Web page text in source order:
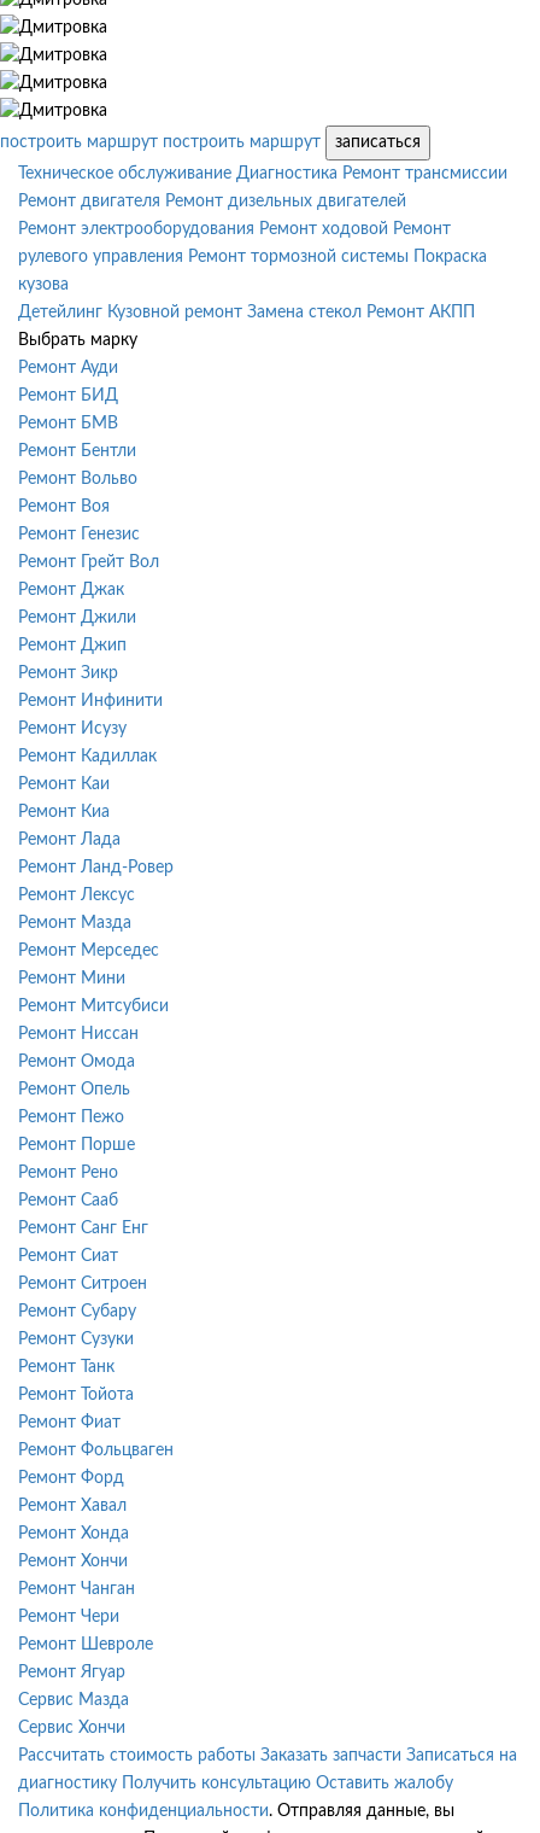
построить маршрут построить маршрут
записаться
Техническое обслуживание Диагностика Ремонт трансмиссии
Ремонт двигателя Ремонт дизельных двигателей
Ремонт электрооборудования Ремонт ходовой Ремонт
рулевого управления Ремонт тормозной системы
Покраска
кузова
Детейлинг Кузовной ремонт Замена стекол Ремонт АКПП
Выбрать марку
Ремонт Ауди
Ремонт БИД
Ремонт БМВ
Ремонт Бентли
Ремонт Вольво
Ремонт Воя
Ремонт Генезис
Ремонт Грейт Вол
Ремонт Джак
Ремонт Джили
Ремонт Джип
Ремонт Зикр
Ремонт Инфинити
Ремонт Исузу
Ремонт Кадиллак
Ремонт Каи
Ремонт Киа
Ремонт Лада
Ремонт Ланд-Ровер
Ремонт Лексус
Ремонт Мазда
Ремонт Мерседес
Ремонт Мини
Ремонт Митсубиси
Ремонт Ниссан
Ремонт Омода
Ремонт Опель
Ремонт Пежо
Ремонт Порше
Ремонт Рено
Ремонт Сааб
Ремонт Санг Енг
Ремонт Сиат
Ремонт Ситроен
Ремонт Субару
Ремонт Сузуки
Ремонт Танк
Ремонт Тойота
Ремонт Фиат
Ремонт Фольцваген
Ремонт Форд
Ремонт Хавал
Ремонт Хонда
Ремонт Хончи
Ремонт Чанган
Ремонт Чери
Ремонт Шевроле
Ремонт Ягуар
Сервис Мазда
Сервис Хончи
Рассчитать стоимость работы Заказать запчасти Записаться на
диагностику
Получить консультацию Оставить жалобу
Политика конфиденциальности. Отправляя данные, вы